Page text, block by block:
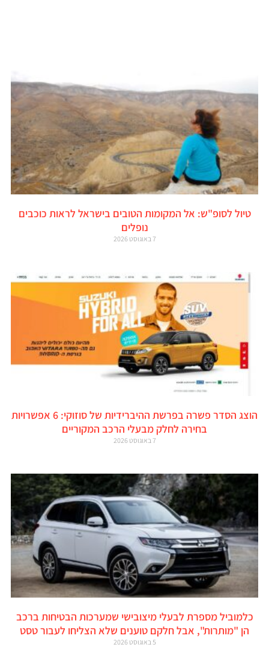
טיול לסופ"ש: אל המקומות הטובים בישראל לראות כוכבים
נופלים
7 באוגוסט 2026
הוצג הסדר פשרה בפרשת ההיברידיות של סוזוקי: 6 אפשרויות
בחירה לחלק מבעלי הרכב המקוריים
7 באוגוסט 2026
כלמוביל מספרת לבעלי מיצובישי שמערכות הבטיחות ברכב
הן "מותרות", אבל חלקם טוענים שלא הצליחו לעבור טסט
5 באוגוסט 2026